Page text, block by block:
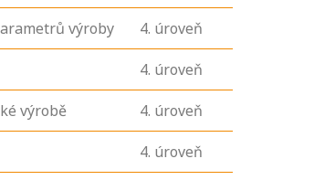
výroby 4. úroveň
4. úroveň
výrobě 4. úroveň
4. úroveň